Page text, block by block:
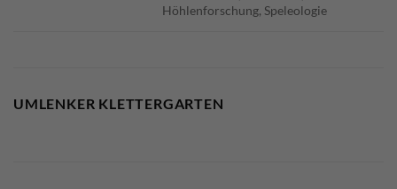
Höhlenforschung, Speleologie
UMLENKER KLETTERGARTEN